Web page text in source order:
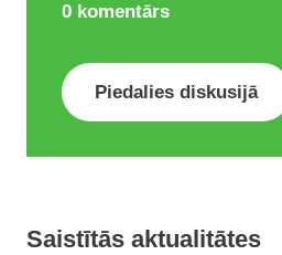
0 komentārs
Piedalies diskusijā
Saistītās aktualitātes